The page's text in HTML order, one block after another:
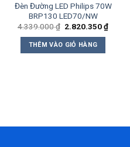
Đèn Đường LED Philips 70W
BRP130 LED70/NW
4.339.000₫ Giá
là:
4.339.000 ₫.
2.820.350₫Giá
THÊM VÀO GIỎ HÀNG